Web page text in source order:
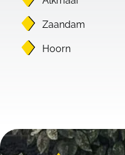
Zaandam
Hoorn